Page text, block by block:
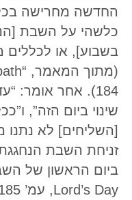
החדשה מחרישה בכל
כלשהי על השבת
בשבוע], או לכללים
184). אחר אומר:
שינוי ביום הזה”,
[השליחים] לא נתנו
זניחת השבת